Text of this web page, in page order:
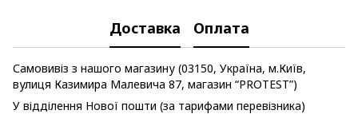
Доставка Оплата
Самовивіз з нашого магазину (03150, Україна, м.Київ,
вулиця Казимира Малевича 87, магазин “PROTEST”)
У відділення Нової пошти (за тарифами перевізника)